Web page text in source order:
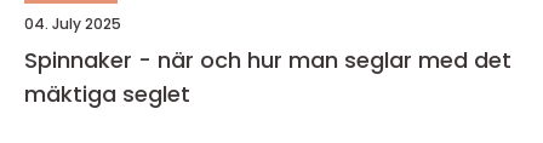
04. July 2025
Spinnaker - när och hur man seglar med det
mäktiga seglet